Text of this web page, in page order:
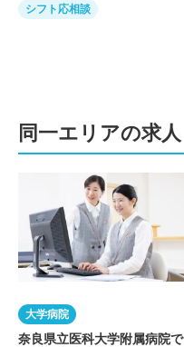
シフト応相談
同一エリアの求人
大学病院
奈良県立医科大学附属病院で